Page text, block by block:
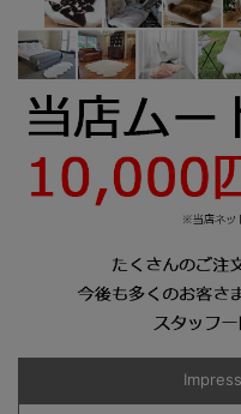
【他のサイ
1匹物 約
2匹物 約
カラー
アイボリー
パープル
ビターチ
シナモン
トープ
スチール